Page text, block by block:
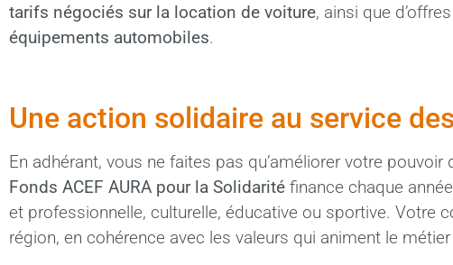
tarifs négociés sur la location de voiture, ainsi que
équipements automobiles.
Une action solidaire au service
En adhérant, vous ne faites pas qu’améliorer votre
Fonds ACEF AURA pour la Solidarité finance chaque
et professionnelle, culturelle, éducative ou sportive. Votre
région, en cohérence avec les valeurs qui animent le